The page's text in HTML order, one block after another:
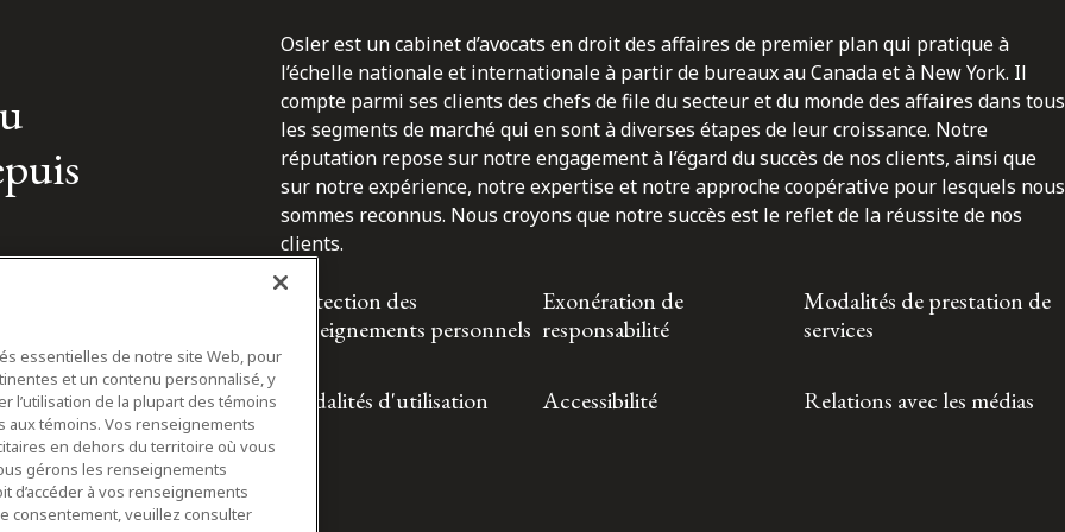
Osler est un cabinet d’avocats en droit des affaires de premier plan qui pratique à
l’échelle nationale et internationale à partir de bureaux au Canada et à New York. Il
compte parmi ses clients des chefs de file du secteur et du monde des affaires dans tous
les segments de marché qui en sont à diverses étapes de leur croissance. Notre
réputation repose sur notre engagement à l’égard du succès de nos clients, ainsi que
sur notre expérience, notre expertise et notre approche coopérative pour lesquels nous
sommes reconnus. Nous croyons que notre succès est le reflet de la réussite de nos
clients.
Protection des
renseignements personnels
Exonération de
responsabilité
Modalités de prestation de
services
Modalités d'utilisation Accessibilité Relations avec les médias
essentielles de notre site Web, pour
et un contenu personnalisé, y
l’utilisation de la plupart des témoins
témoins. Vos renseignements
en dehors du territoire où vous
gérons les renseignements
d’accéder à vos renseignements
consentement, veuillez consulter